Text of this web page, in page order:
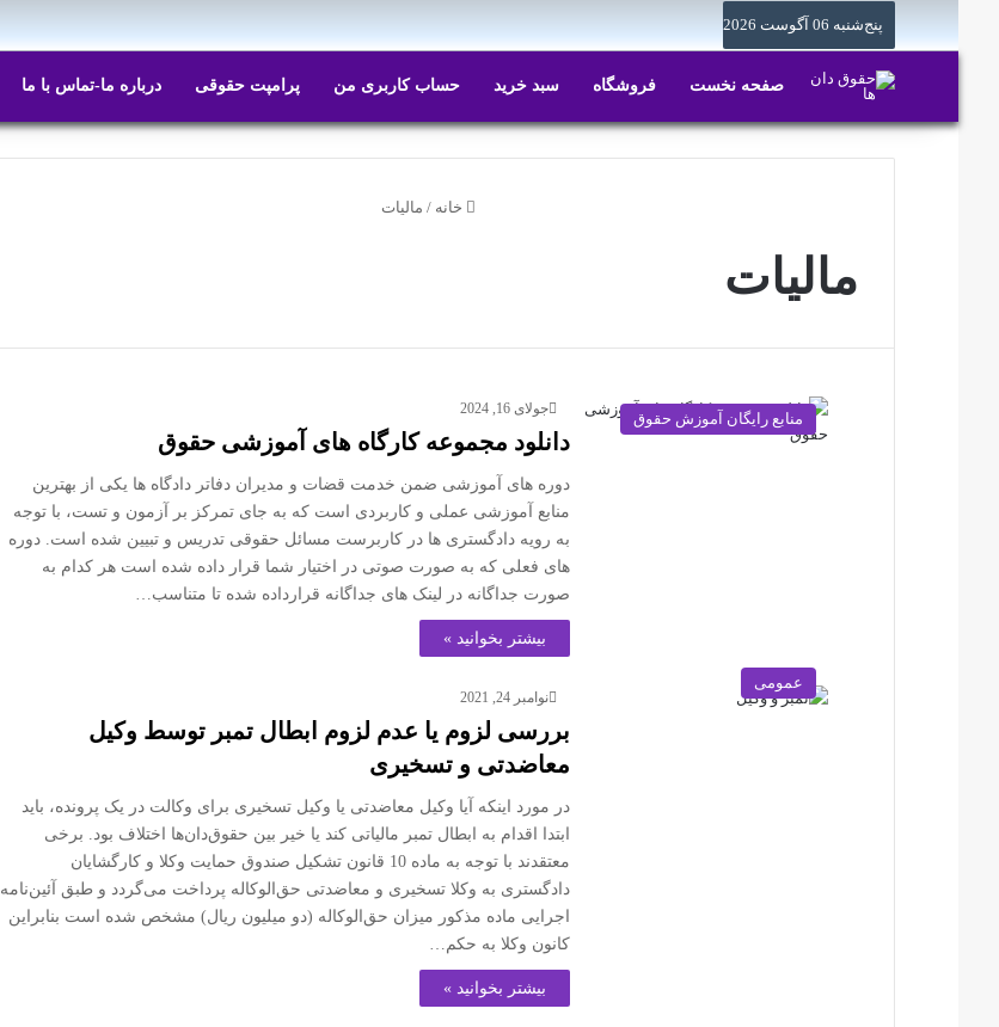
پنج‌شنبه 06 آگوست 2026
صفحه نخست فروشگاه سبد خرید حساب کاربری من پرامپت حقوقی درباره ما-تماس با ما
خانه / مالیات
مالیات
منابع رایگان آموزش حقوق
جولای 16, 2024
دانلود مجموعه کارگاه های آموزشی حقوق
دوره های آموزشی ضمن خدمت قضات و مدیران دفاتر دادگاه ها یکی از بهترین
منابع آموزشی عملی و کاربردی است که به جای تمرکز بر آزمون و تست، با توجه
به رویه دادگستری ها در کاربرست مسائل حقوقی تدریس و تبیین شده است. دوره
های فعلی که به صورت صوتی در اختیار شما قرار داده شده است هر کدام به
صورت جداگانه در لینک های جداگانه قرارداده شده تا متناسب…
بیشتر بخوانید »
عمومی
نوامبر 24, 2021
بررسی لزوم یا عدم لزوم ابطال تمبر توسط وکیل
معاضدتی و تسخیری
در مورد اینکه آیا وکیل معاضدتی یا وکیل تسخیری برای وکالت در یک پرونده، باید
ابتدا اقدام به ابطال تمبر مالیاتی کند یا خیر بین حقوق‌دان‌ها اختلاف بود. برخی
معتقدند با توجه به ماده 10 قانون تشکیل صندوق حمایت وکلا و کارگشایان
دادگستری به وکلا تسخیری و معاضدتی حق‌الوکاله پرداخت می‌گردد و طبق آئین‌نامه
اجرایی ماده مذکور میزان حق‌الوکاله (دو میلیون ریال) مشخص شده است بنابراین
کانون وکلا به حکم…
بیشتر بخوانید »